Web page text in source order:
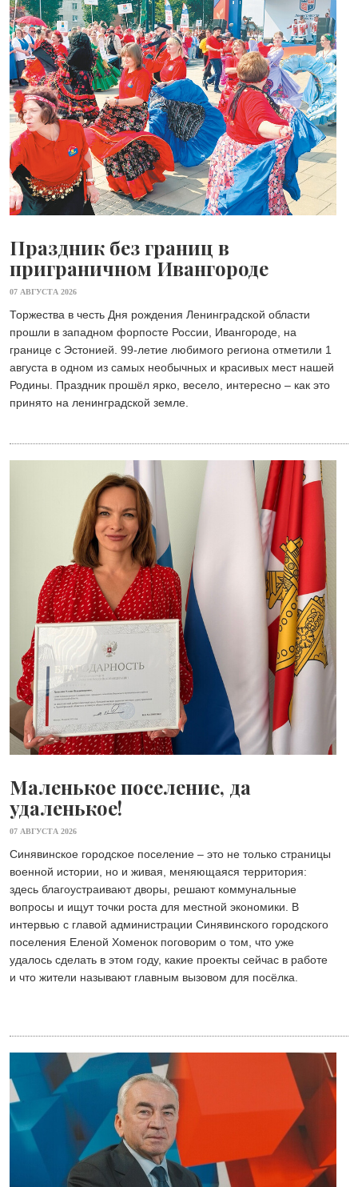
Праздник без границ в
приграничном Ивангороде
07 АВГУСТА 2026
Торжества в честь Дня рождения Ленинградской области
прошли в западном форпосте России, Ивангороде, на
границе с Эстонией. 99-летие любимого региона отметили 1
августа в одном из самых необычных и красивых мест нашей
Родины. Праздник прошёл ярко, весело, интересно – как это
принято на ленинградской земле.
Маленькое поселение, да
удаленькое!
07 АВГУСТА 2026
Синявинское городское поселение – это не только страницы
военной истории, но и живая, меняющаяся территория:
здесь благоустраивают дворы, решают коммунальные
вопросы и ищут точки роста для местной экономики. В
интервью с главой администрации Синявинского городского
поселения Еленой Хоменок поговорим о том, что уже
удалось сделать в этом году, какие проекты сейчас в работе
и что жители называют главным вызовом для посёлка.